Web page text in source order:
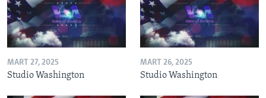
MART 27, 2025
Studio Washington
MART 26, 2025
Studio Washington